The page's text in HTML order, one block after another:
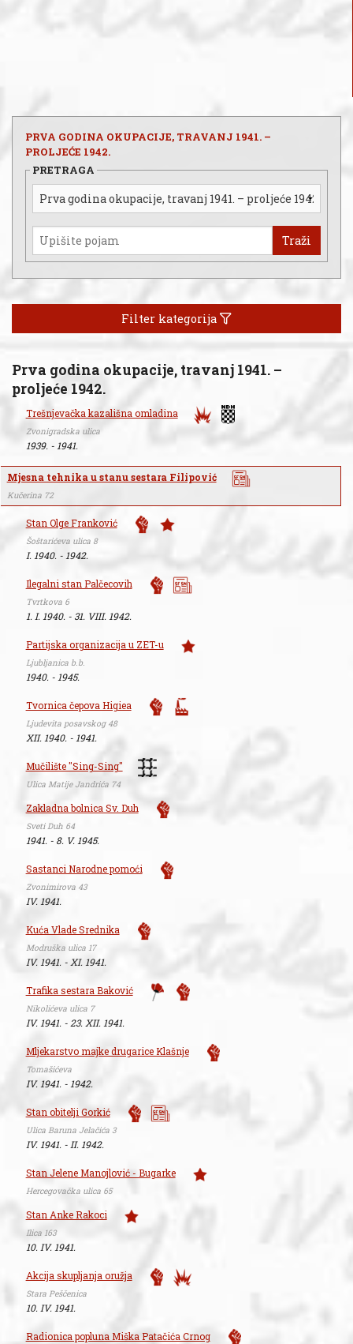
PRVA GODINA OKUPACIJE, TRAVANJ 1941. –
PROLJEĆE 1942.
PRETRAGA
Traži
Filter kategorija
Prva godina okupacije, travanj 1941. –
proljeće 1942.
Trešnjevačka kazališna omladina
Zvonigradska ulica
1939. - 1941.
Mjesna tehnika u stanu sestara Filipović
Kučerina 72
Stan Olge Franković
Šoštarićeva ulica 8
I. 1940. - 1942.
Ilegalni stan Palčecovih
Tvrtkova 6
1. I. 1940. - 31. VIII. 1942.
Partijska organizacija u ZET-u
Ljubljanica b.b.
1940. - 1945.
Tvornica čepova Higiea
Ljudevita posavskog 48
XII. 1940. - 1941.
Mučilište "Sing-Sing"
Ulica Matije Jandrića 74
Zakladna bolnica Sv. Duh
Sveti Duh 64
1941. - 8. V. 1945.
Sastanci Narodne pomoći
Zvonimirova 43
IV. 1941.
Kuća Vlade Srednika
Modruška ulica 17
IV. 1941. - XI. 1941.
Trafika sestara Baković
Nikolićeva ulica 7
IV. 1941. - 23. XII. 1941.
Mljekarstvo majke drugarice Klašnje
Tomašićeva
IV. 1941. - 1942.
Stan obitelji Gorkić
Ulica Baruna Jelačića 3
IV. 1941. - II. 1942.
Stan Jelene Manojlović - Bugarke
Hercegovačka ulica 65
Stan Anke Rakoci
Ilica 163
10. IV. 1941.
Akcija skupljanja oružja
Stara Peščenica
10. IV. 1941.
Radionica popluna Miška Patačića Crnog